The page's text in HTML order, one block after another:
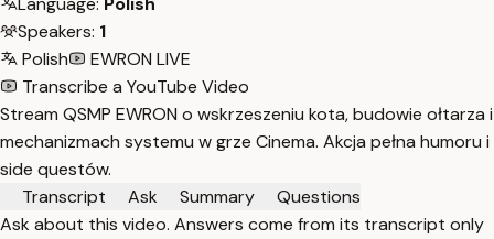
Speakers: 1
Polish
EWRON LIVE
Transcribe a YouTube Video
Stream QSMP EWRON o wskrzeszeniu kota, budowie ołtarza i
mechanizmach systemu w grze Cinema. Akcja pełna humoru i
side questów.
Transcript
Ask Summary
Questions
Ask about this video. Answers come from its transcript only